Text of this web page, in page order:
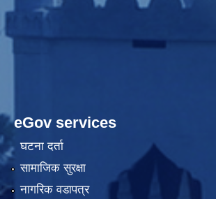
eGov services
घटना दर्ता
सामाजिक सुरक्षा
नागरिक वडापत्र